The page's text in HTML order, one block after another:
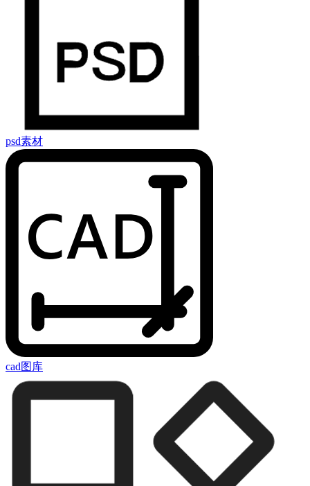
psd素材
cad图库